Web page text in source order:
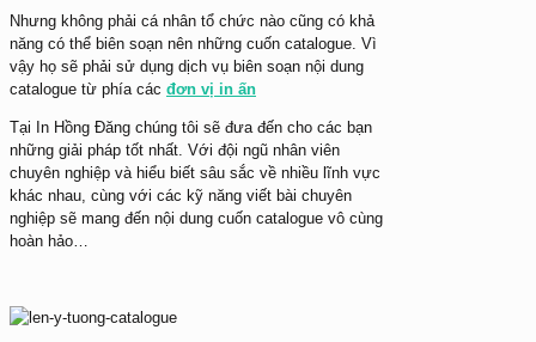
Nhưng không phải cá nhân tổ chức nào cũng có khả
năng có thể biên soạn nên những cuốn catalogue. Vì
vậy họ sẽ phải sử dụng dịch vụ biên soạn nội dung
catalogue từ phía các đơn vị in ấn
Tại In Hồng Đăng chúng tôi sẽ đưa đến cho các bạn
những giải pháp tốt nhất. Với đội ngũ nhân viên
chuyên nghiệp và hiểu biết sâu sắc về nhiều lĩnh vực
khác nhau, cùng với các kỹ năng viết bài chuyên
nghiệp sẽ mang đến nội dung cuốn catalogue vô cùng
hoàn hảo…